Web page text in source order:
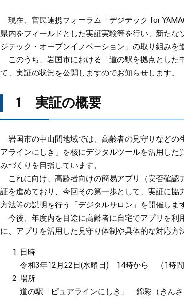
現在、官民連携フォーラム「デジテック for
県内をフィールドとした実証実験等を行い、新た
ジテック・オープンイノベーション」の取り組みを
このうち、岩国市における「道の駅を拠点とした
て、実証の状況を公開しますのでお知らせします。
1 実証の概要
岩国市の中山間地域では、高齢者の見守りなどの
アラインにしき」を核にデジタルツールを活用し
みづくりを目指しています。
これに向け、高齢者向けの簡易アプリ（安否確認
証を進めており、今回その第一歩として、実証に
方法等の説明を行う「デジタルサロン」を開催しま
今後、年度内を目途に高齢者に自宅でアプリを利
に、アプリを活用した見守り体制や具体的な対応方
日時
令和3年12月22日(水曜日) 14時から （1時間
場所
道の駅「ピュアラインにしき」 錦彩（きんさ